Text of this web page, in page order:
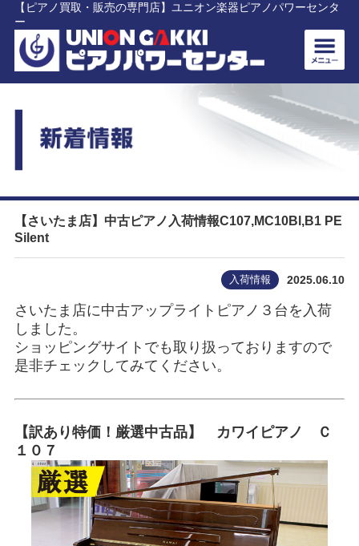
【ピアノ買取・販売の専門店】ユニオン楽器ピアノパワーセンタ
ー
【さいたま店】中古ピアノ入荷情報C107,MC10Bl,B1 PE
Silent
入荷情報 2025.06.10
さいたま店に中古アップライトピアノ３台を入荷
しました。
ショッピングサイトでも取り扱っておりますので
是非チェックしてみてください。
【訳あり特価！厳選中古品】 カワイピアノ Ｃ
１０７